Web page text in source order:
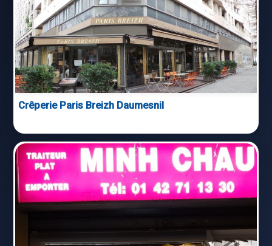
Crêperie Paris Breizh Daumesnil